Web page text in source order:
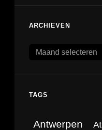
ARCHIEVEN
Archieven
TAGS
Antwerpen